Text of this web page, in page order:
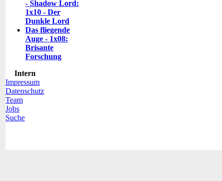
- Shadow Lord:
1x10 - Der
Dunkle Lord
Das fliegende
Auge - 1x08:
Brisante
Forschung
Intern
Impressum
Datenschutz
Team
Jobs
Suche